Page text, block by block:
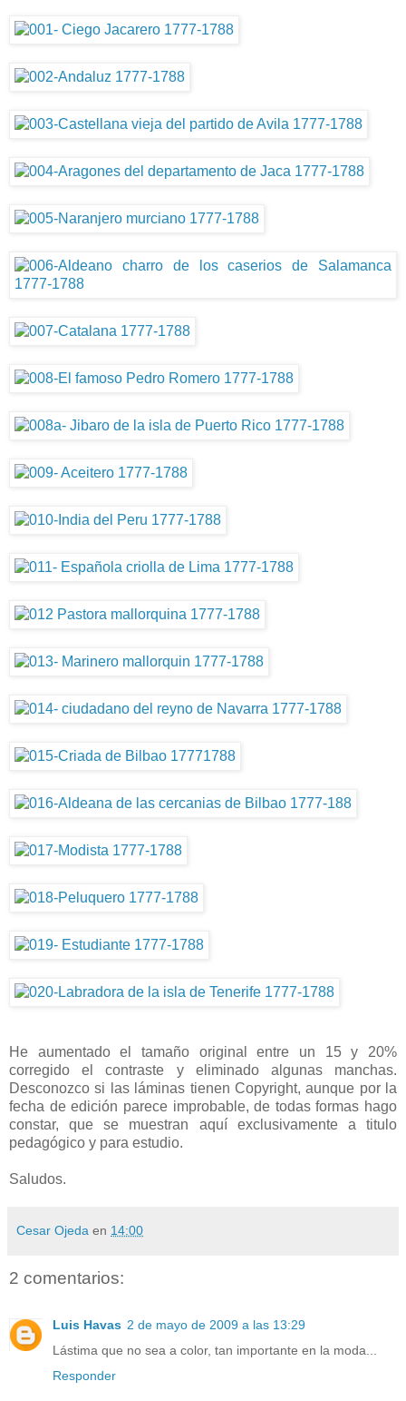
He aumentado el tamaño original entre un 15 y 20%
corregido el contraste y eliminado algunas manchas.
Desconozco si las láminas tienen Copyright, aunque por la
fecha de edición parece improbable, de todas formas hago
constar, que se muestran aquí exclusivamente a titulo
pedagógico y para estudio.
Saludos.
Cesar Ojeda en 14:00
2 comentarios:
Luis Havas 2 de mayo de 2009 a las 13:29
Lástima que no sea a color, tan importante en la moda...
Responder